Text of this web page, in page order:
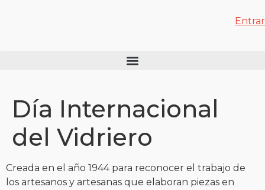
Entrar
Día Internacional
del Vidriero
Creada en el año 1944 para reconocer el trabajo de
los artesanos y artesanas que elaboran piezas en